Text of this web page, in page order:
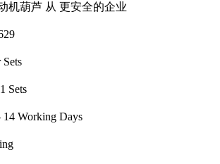
机葫芦 从 更安全的企业
Sets
1 Sets
14 Working Days